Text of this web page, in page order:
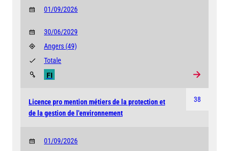
01/09/2026
30/06/2029
Angers (49)
FI
Totale
38
Licence pro mention métiers de la protection et
de la gestion de l'environnement
01/09/2026